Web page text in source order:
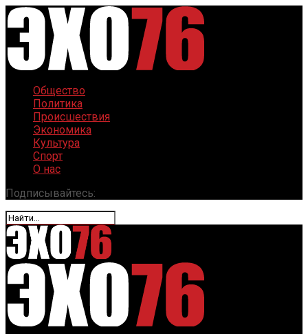
Общество
Политика
Происшествия
Экономика
Культура
Спорт
О нас
Подписывайтесь: